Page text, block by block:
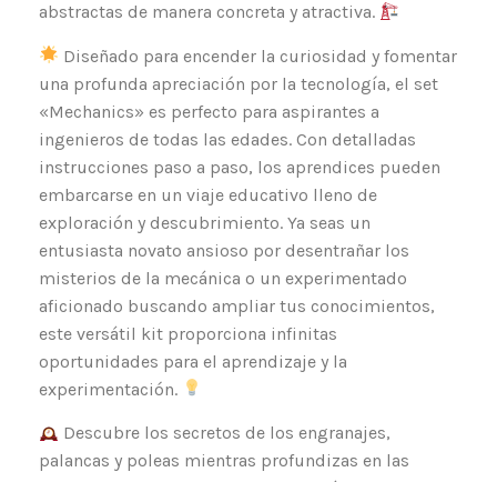
abstractas de manera concreta y atractiva.
Diseñado para encender la curiosidad y fomentar
una profunda apreciación por la tecnología, el set
«Mechanics» es perfecto para aspirantes a
ingenieros de todas las edades. Con detalladas
instrucciones paso a paso, los aprendices pueden
embarcarse en un viaje educativo lleno de
exploración y descubrimiento. Ya seas un
entusiasta novato ansioso por desentrañar los
misterios de la mecánica o un experimentado
aficionado buscando ampliar tus conocimientos,
este versátil kit proporciona infinitas
oportunidades para el aprendizaje y la
experimentación.
Descubre los secretos de los engranajes,
palancas y poleas mientras profundizas en las